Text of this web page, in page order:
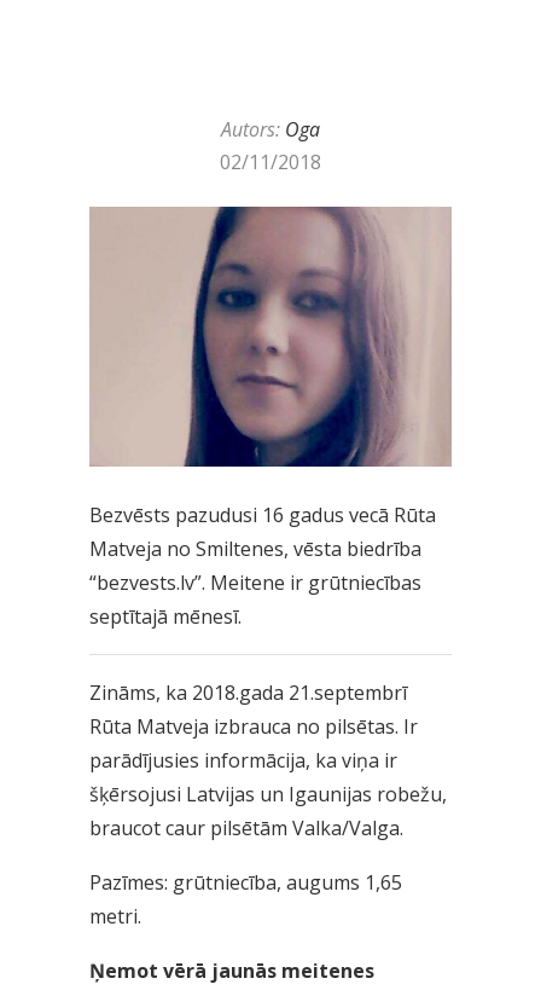
Autors: Oga
02/11/2018
Bezvēsts pazudusi 16 gadus vecā Rūta
Matveja no Smiltenes, vēsta biedrība
“bezvests.lv”. Meitene ir grūtniecības
septītajā mēnesī.
Zināms, ka 2018.gada 21.septembrī
Rūta Matveja izbrauca no pilsētas. Ir
parādījusies informācija, ka viņa ir
šķērsojusi Latvijas un Igaunijas robežu,
braucot caur pilsētām Valka/Valga.
Pazīmes: grūtniecība, augums 1,65
metri.
Ņemot vērā jaunās meitenes